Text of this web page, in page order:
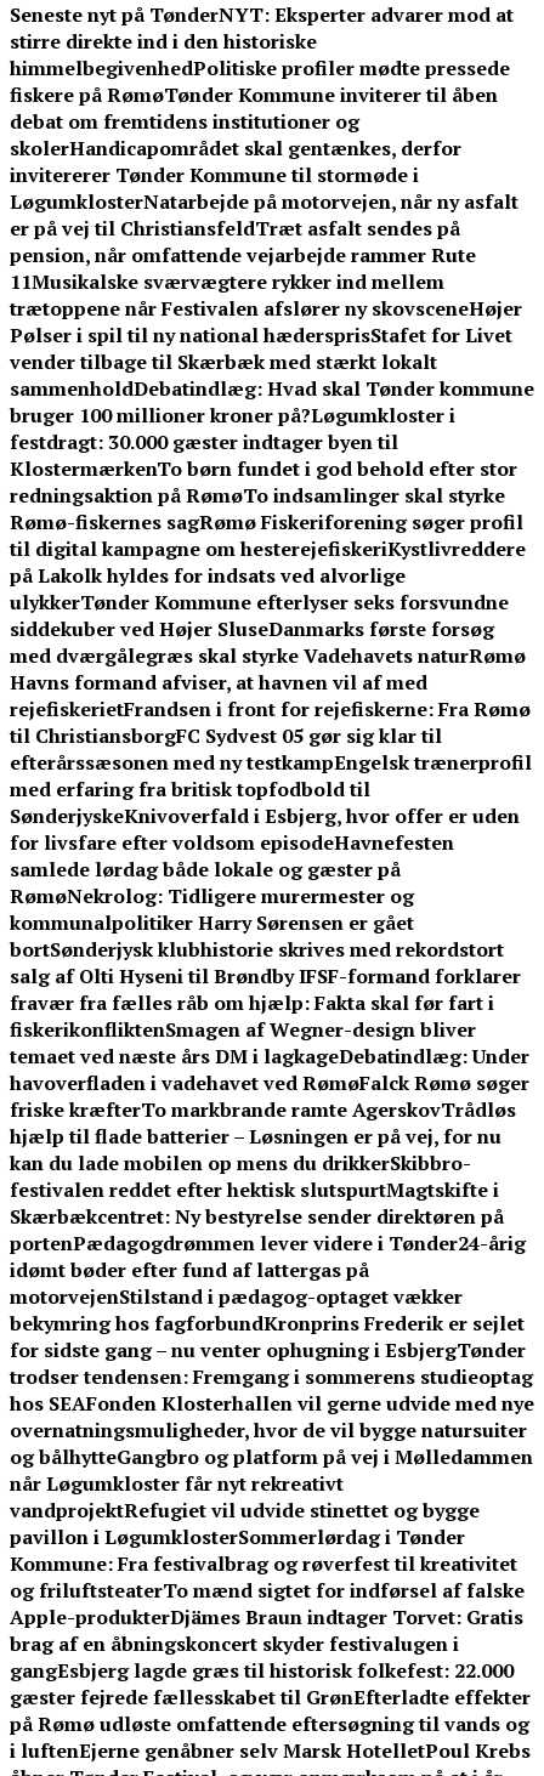
Seneste nyt på TønderNYT:Eksperter advarer mod at
stirre direkte ind i den historiske
himmelbegivenhedPolitiske profiler mødte pressede
fiskere på RømøTønder Kommune inviterer til åben
debat om fremtidens institutioner og
skolerHandicapområdet skal gentænkes, derfor
invitererer Tønder Kommune til stormøde i
LøgumklosterNatarbejde på motorvejen, når ny asfalt
er på vej til ChristiansfeldTræt asfalt sendes på
pension, når omfattende vejarbejde rammer Rute
11Musikalske sværvægtere rykker ind mellem
trætoppene når Festivalen afslører ny skovsceneHøjer
Pølser i spil til ny national hædersprisStafet for Livet
vender tilbage til Skærbæk med stærkt lokalt
sammenholdDebatindlæg: Hvad skal Tønder kommune
bruger 100 millioner kroner på?Løgumkloster i
festdragt: 30.000 gæster indtager byen til
KlostermærkenTo børn fundet i god behold efter stor
redningsaktion på RømøTo indsamlinger skal styrke
Rømø-fiskernes sagRømø Fiskeriforening søger profil
til digital kampagne om hesterejefiskeriKystlivreddere
på Lakolk hyldes for indsats ved alvorlige
ulykkerTønder Kommune efterlyser seks forsvundne
siddekuber ved Højer SluseDanmarks første forsøg
med dværgålegræs skal styrke Vadehavets naturRømø
Havns formand afviser, at havnen vil af med
rejefiskerietFrandsen i front for rejefiskerne: Fra Rømø
til ChristiansborgFC Sydvest 05 gør sig klar til
efterårssæsonen med ny testkampEngelsk trænerprofil
med erfaring fra britisk topfodbold til
SønderjyskeKnivoverfald i Esbjerg, hvor offer er uden
for livsfare efter voldsom episodeHavnefesten
samlede lørdag både lokale og gæster på
RømøNekrolog: Tidligere murermester og
kommunalpolitiker Harry Sørensen er gået
bortSønderjysk klubhistorie skrives med rekordstort
salg af Olti Hyseni til Brøndby IFSF-formand forklarer
fravær fra fælles råb om hjælp: Fakta skal før fart i
fiskerikonfliktenSmagen af Wegner-design bliver
temaet ved næste års DM i lagkageDebatindlæg: Under
havoverfladen i vadehavet ved RømøFalck Rømø søger
friske kræfterTo markbrande ramte AgerskovTrådløs
hjælp til flade batterier – Løsningen er på vej, for nu
kan du lade mobilen op mens du drikkerSkibbro-
festivalen reddet efter hektisk slutspurtMagtskifte i
Skærbækcentret: Ny bestyrelse sender direktøren på
portenPædagogdrømmen lever videre i Tønder24-årig
idømt bøder efter fund af lattergas på
motorvejenStilstand i pædagog-optaget vækker
bekymring hos fagforbundKronprins Frederik er sejlet
for sidste gang – nu venter ophugning i EsbjergTønder
trodser tendensen: Fremgang i sommerens studieoptag
hos SEAFonden Klosterhallen vil gerne udvide med nye
overnatningsmuligheder, hvor de vil bygge natursuiter
og bålhytteGangbro og platform på vej i Mølledammen
når Løgumkloster får nyt rekreativt
vandprojektRefugiet vil udvide stinettet og bygge
pavillon i LøgumklosterSommerlørdag i Tønder
Kommune: Fra festivalbrag og røverfest til kreativitet
og friluftsteaterTo mænd sigtet for indførsel af falske
Apple-produkterDjämes Braun indtager Torvet: Gratis
brag af en åbningskoncert skyder festivalugen i
gangEsbjerg lagde græs til historisk folkefest: 22.000
gæster fejrede fællesskabet til GrønEfterladte effekter
på Rømø udløste omfattende eftersøgning til vands og
i luftenEjerne genåbner selv Marsk HotelletPoul Krebs